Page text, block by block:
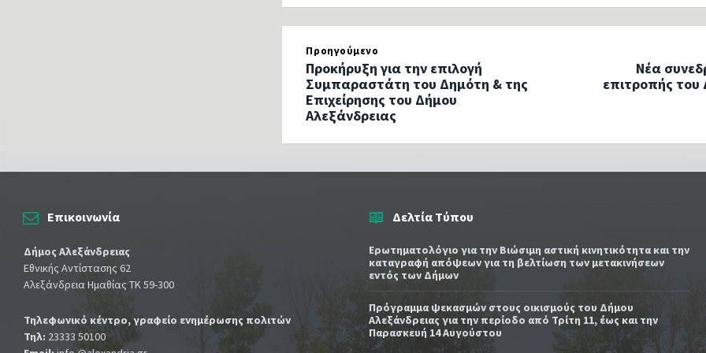
Προηγούμενο
Προκήρυξη για την επιλογή
Συμπαραστάτη του Δημότη & της
Επιχείρησης του Δήμου
Αλεξάνδρειας
Νέα
επιτροπής του
Επικοινωνία
Δήμος Αλεξάνδρειας
Εθνικής Αντίστασης 62
Αλεξάνδρεια Ημαθίας ΤΚ 59-300
Τηλεφωνικό κέντρο, γραφείο ενημέρωσης πολιτών
Τηλ: 23333 50100
Δελτία Τύπου
Ερωτηματολόγιο για την Βιώσιμη αστική κινητικότητα και την
καταγραφή απόψεων για τη βελτίωση των μετακινήσεων
εντός των Δήμων
Πρόγραμμα ψεκασμών στους οικισμούς του Δήμου
Αλεξάνδρειας για την περίοδο από Τρίτη 11, έως και την
Παρασκευή 14 Αυγούστου